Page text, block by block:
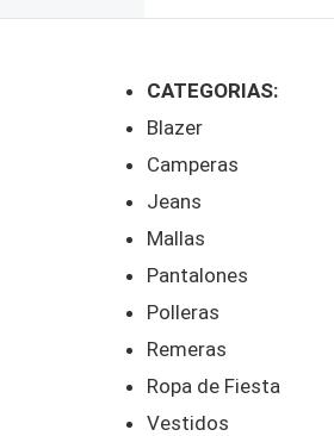
CATEGORIAS:
Blazer
Camperas
Jeans
Mallas
Pantalones
Polleras
Remeras
Ropa de Fiesta
Vestidos